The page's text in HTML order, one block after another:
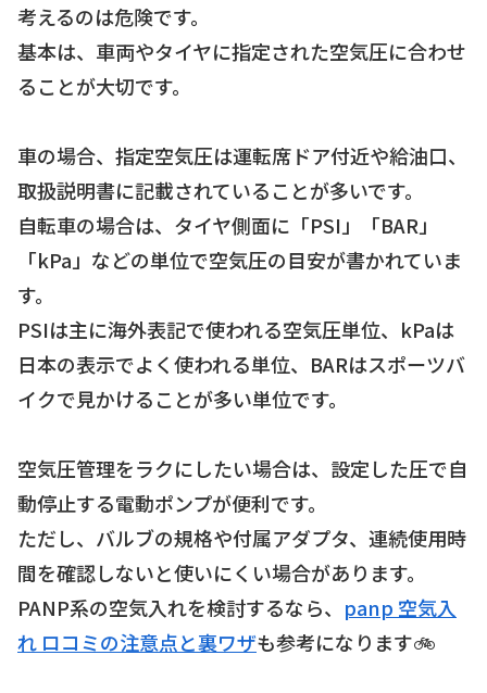
考えるのは危険です。
基本は、車両やタイヤに指定された空気圧に合わせ
ることが大切です。
車の場合、指定空気圧は運転席ドア付近や給油口、
取扱説明書に記載されていることが多いです。
自転車の場合は、タイヤ側面に「PSI」「BAR」
「kPa」などの単位で空気圧の目安が書かれていま
す。
PSIは主に海外表記で使われる空気圧単位、kPaは
日本の表示でよく使われる単位、BARはスポーツバ
イクで見かけることが多い単位です。
空気圧管理をラクにしたい場合は、設定した圧で自
動停止する電動ポンプが便利です。
ただし、バルブの規格や付属アダプタ、連続使用時
間を確認しないと使いにくい場合があります。
PANP系の空気入れを検討するなら、 panp 空気入
れ ロコミの注意点と裏ワザも参考になります🚲